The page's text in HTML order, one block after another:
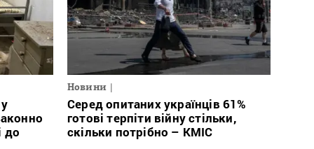
до
Новини
Серед опитаних українців 61%
готові терпіти війну стільки,
скільки потрібно – КМІС